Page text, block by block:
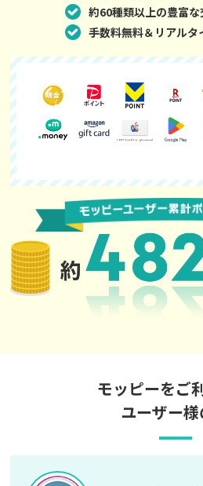
約60種類以上の豊富な
手数料無料＆リアルタ
モッピーをご
ユーザー